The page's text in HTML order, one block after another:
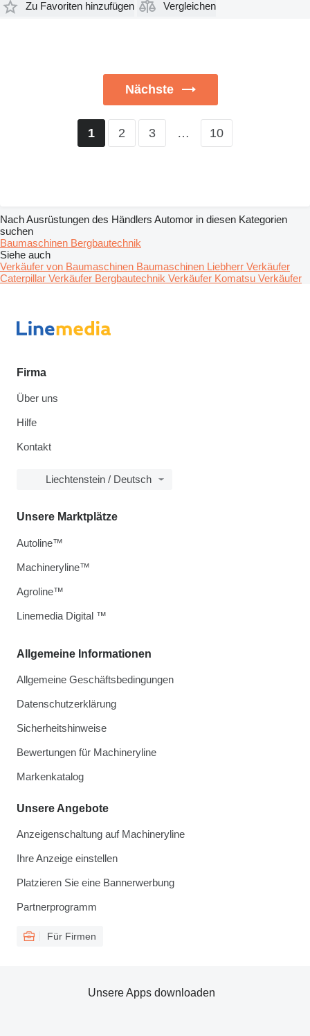
Zu Favoriten hinzufügen
Vergleichen
Nächste
1 2 3 … 10
Nach Ausrüstungen des Händlers Automor in diesen Kategorien
suchen
Baumaschinen Bergbautechnik
Siehe auch
Verkäufer von Baumaschinen Baumaschinen Liebherr Verkäufer
Caterpillar Verkäufer Bergbautechnik Verkäufer Komatsu Verkäufer
Firma
Über uns
Hilfe
Kontakt
Liechtenstein / Deutsch
Allgemeine Informationen
Allgemeine Geschäftsbedingungen
Datenschutzerklärung
Sicherheitshinweise
Bewertungen für Machineryline
Markenkatalog
Unsere Angebote
Anzeigenschaltung auf Machineryline
Ihre Anzeige einstellen
Platzieren Sie eine Bannerwerbung
Partnerprogramm
Für Firmen
Unsere Marktplätze
Autoline™
Machineryline™
Agroline™
Linemedia Digital ™
Unsere Apps downloaden